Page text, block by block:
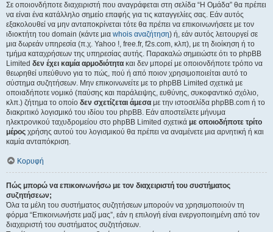
Σε οποιονδήποτε διαχειριστή που αναγράφεται στη σελίδα “Η Ομάδα” θα πρέπει
να είναι ένα κατάλληλο σημείο επαφής για τις καταγγελίες σας. Εάν αυτός
εξακολουθεί να μην ανταποκρίνεται τότε θα πρέπει να επικοινωνήσετε με τον
ιδιοκτήτη του domain (κάντε μια whois αναζήτηση) ή, εάν αυτός λειτουργεί σε
μια δωρεάν υπηρεσία (π.χ. Yahoo !, free.fr, f2s.com, κλπ), με τη διοίκηση ή το
τμήμα καταχρήσεων της υπηρεσίας αυτής. Παρακαλώ σημειώστε ότι το phpBB
Limited δεν έχει καμία αρμοδιότητα και δεν μπορεί με οποιονδήποτε τρόπο να
θεωρηθεί υπεύθυνο για το πώς, πού ή από ποιον χρησιμοποιείται αυτό το
σύστημα συζητήσεων. Μην επικοινωνείτε με το phpBB Limited σχετικά με
οποιαδήποτε νομικό (παύσης και παράλειψης, ευθύνης, συκοφαντικό σχόλιο,
κλπ.) ζήτημα το οποίο δεν σχετίζεται άμεσα με την ιστοσελίδα phpBB.com ή το
διακριτικό λογισμικό του ιδίου του phpBB. Εάν αποστείλετε μήνυμα
ηλεκτρονικού ταχυδρομείου στο phpBB Limited σχετικά με οποιοδήποτε τρίτο
μέρος χρήσης αυτού του λογισμικού θα πρέπει να αναμένετε μια αρνητική ή και
καμία ανταπόκριση.
Κορυφή
Πώς μπορώ να επικοινωνήσω με τον διαχειριστή του συστήματος
συζητήσεων;
Όλα τα μέλη του συστήματος συζητήσεων μπορούν να χρησιμοποιούν τη
φόρμα “Επικοινωνήστε μαζί μας”, εάν η επιλογή είναι ενεργοποιημένη από τον
διαχειριστή του συστήματος συζητήσεων.